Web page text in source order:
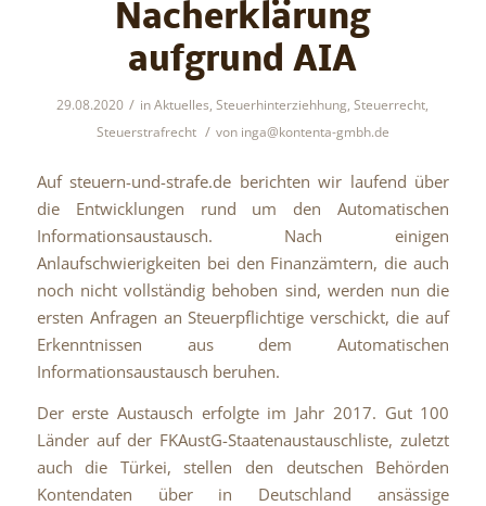
Nacherklärung
aufgrund AIA
29.08.2020 / inAktuelles,Steuerhinterziehhung,Steuerrecht,
Steuerstrafrecht / von inga@kontenta-gmbh.de
Auf steuern-und-strafe.de berichten wir laufend über
die Entwicklungen rund um den Automatischen
Informationsaustausch. Nach einigen
Anlaufschwierigkeiten bei den Finanzämtern, die auch
noch nicht vollständig behoben sind, werden nun die
ersten Anfragen an Steuerpflichtige verschickt, die auf
Erkenntnissen aus dem Automatischen
Informationsaustausch beruhen.
Der erste Austausch erfolgte im Jahr 2017. Gut 100
Länder auf der FKAustG-Staatenaustauschliste, zuletzt
auch die Türkei, stellen den deutschen Behörden
Kontendaten über in Deutschland ansässige